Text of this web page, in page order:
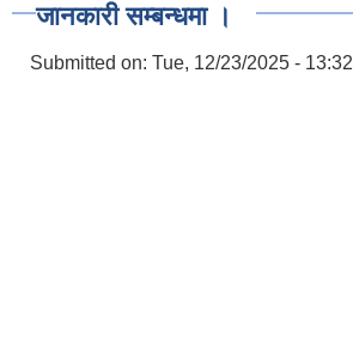
जानकारी सम्बन्धमा ।
Submitted on: Tue, 12/23/2025 - 13:32